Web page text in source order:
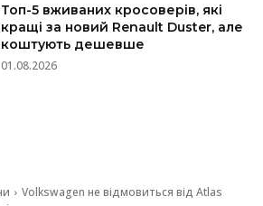
Топ-5 вживаних кросоверів, які
кращі за новий Renault Duster, але
коштують дешевше
01.08.2026